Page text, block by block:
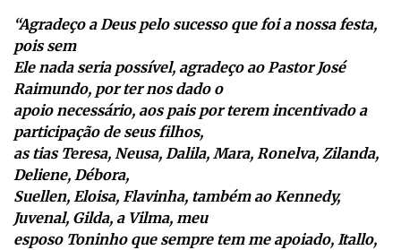
“Agradeço a Deus pelo sucesso que foi a nossa festa,
pois sem
Ele nada seria possível, agradeço ao Pastor José
Raimundo, por ter nos dado o
apoio necessário, aos pais por terem incentivado a
participação de seus filhos,
as tias Teresa, Neusa, Dalila, Mara, Ronelva, Zilanda,
Deliene, Débora,
Suellen, Eloisa, Flavinha, também ao Kennedy,
Juvenal, Gilda, a Vilma, meu
esposo Toninho que sempre tem me apoiado, Itallo,